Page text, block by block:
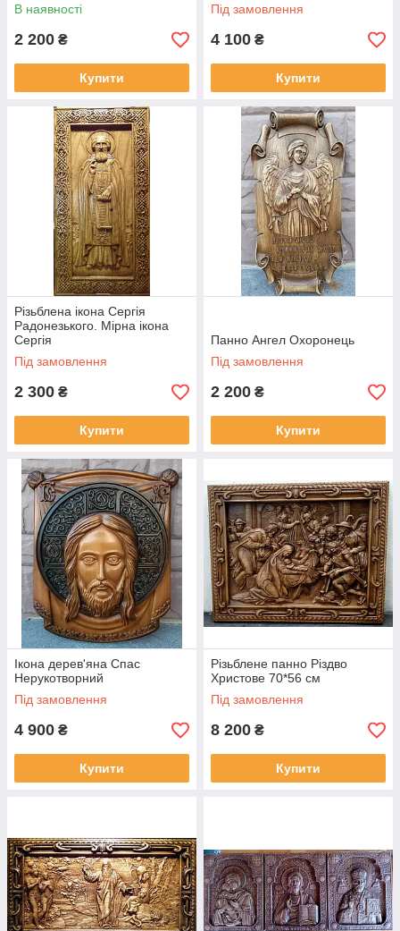
переглянутитут
В наявності
2 200 ₴
Купити
Під замовлення
4 100 ₴
Купити
Різьблена ікона Сергія
Радонезького. Мірна ікона
Сергія
Під замовлення
2 300 ₴
Купити
Панно Ангел Охоронець
Під замовлення
2 200 ₴
Купити
Ікона дерев'яна Спас
Нерукотворний
Під замовлення
4 900 ₴
Купити
Різьблене панно Різдво
Христове 70*56 см
Під замовлення
8 200 ₴
Купити